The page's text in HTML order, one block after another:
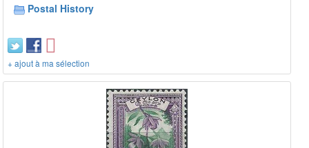
Postal History
+ ajout à ma sélection